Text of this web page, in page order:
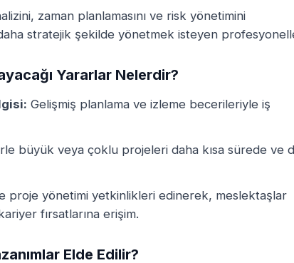
zaman planlamasını ve risk yönetimini
stratejik şekilde yönetmek isteyen
Yararlar Nelerdir?
Gelişmiş planlama ve izleme becerileriyle iş
büyük veya çoklu projeleri daha kısa sürede ve
proje yönetimi yetkinlikleri edinerek, meslektaşlar
fırsatlarına erişim.
Elde Edilir?